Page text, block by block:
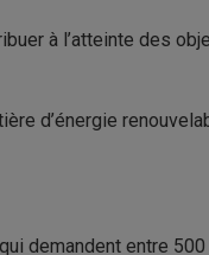
à l’atteinte des
d’énergie
demandent entre